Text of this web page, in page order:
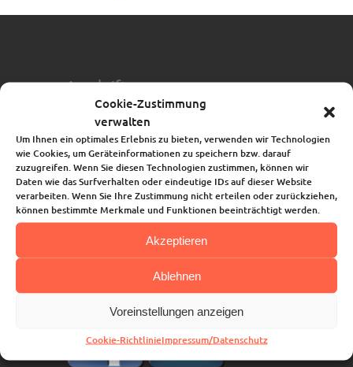
Cookie-Zustimmung
verwalten
Um Ihnen ein optimales Erlebnis zu bieten, verwenden wir Technologien
wie Cookies, um Geräteinformationen zu speichern bzw. darauf
zuzugreifen. Wenn Sie diesen Technologien zustimmen, können wir
Daten wie das Surfverhalten oder eindeutige IDs auf dieser Website
verarbeiten. Wenn Sie Ihre Zustimmung nicht erteilen oder zurückziehen,
können bestimmte Merkmale und Funktionen beeinträchtigt werden.
Akzeptieren
Ablehnen
Voreinstellungen anzeigen
Cookie-RichtlinieImpressum/Datenschutz
Anschrift
Joki-Familienhaus
Ev. Familienzentrum
an der Johanniskirche
Bahnhofstraße 67
53123 Bonn-Duisdorf
0228 64 09 48